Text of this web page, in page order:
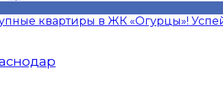
квартиры в ЖК «Огурцы»!